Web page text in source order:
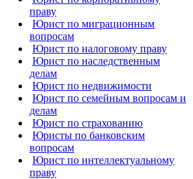
праву
Юрист по миграционным
вопросам
Юрист по налоговому праву
Юрист по наследственным
делам
Юрист по недвижимости
Юрист по семейным вопросам и
делам
Юрист по страхованию
Юристы по банковским
вопросам
Юрист по интеллектуальному
праву